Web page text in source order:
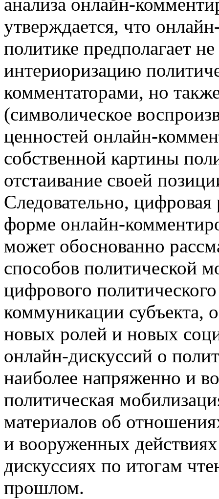
утверждается, что
политике предполагает
интериоризацию
комментаторами, но
(символическое
ценностей онлайн-
собственной картины
отстаивание своей
Следовательно,
форме онлайн-
может обоснованно
способов политической
цифрового
коммуникации субъекта,
новых ролей и новых
онлайн-дискуссий о
наиболее напряженно и
политическая
материалов об
и вооруженных
дискуссиях по итогам
прошлом.